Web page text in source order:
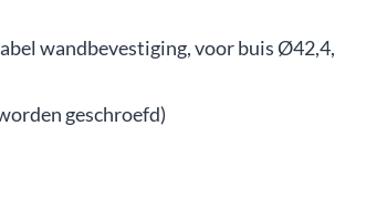
wandbevestiging, voor buis Ø42,4,
geschroefd)